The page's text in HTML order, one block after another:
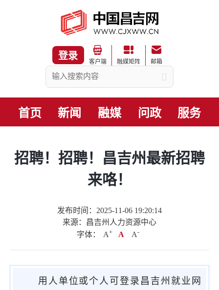
登录
客户端 融媒矩阵 邮箱
首页 新闻 融媒 问政 服务
招聘！招聘！昌吉州最新招聘
来咯！
发布时间：2025-11-06 19:20:14
来源：昌吉州人力资源中心
字体：
A+ A A-
用人单位或个人可登录昌吉州就业网